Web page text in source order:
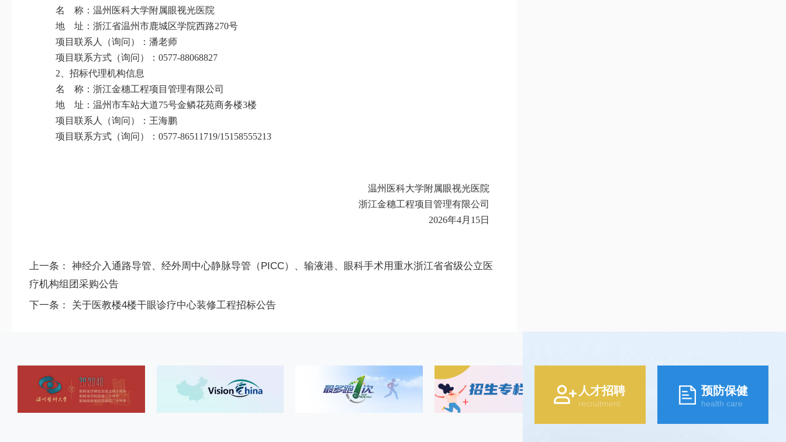
名
称：温州医科大学附属眼视光医院
地
址：浙江省温州市鹿城区学院西路270号
项目联系人（询问）：潘老师
项目联系方式（询问）： 0577-88068827
2、 招标代理机构信息
名
称：浙江金穗工程项目管理有限公司
地
址：温州市车站大道75号金鳞花苑商务楼3楼
项目联系人（询问）：王海鹏
项目联系方式（询问）： 0577-86511719/15158555213
温州医科大学附属眼视光医院
浙江金穗工程项目管理有限公司
2026年4月 15日
上一条： 神经介入通路导管、经外周中心静脉导管（PICC）、输液港、眼科手术用重水浙江省省级公立医
疗机构组团采购公告
下一条： 关于医教楼4楼干眼诊疗中心装修工程招标公告
人才招聘
recruitment
预防保健
health care